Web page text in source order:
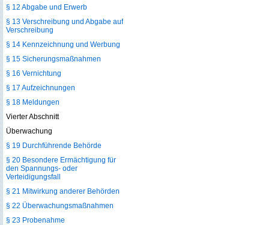
§ 12 Abgabe und Erwerb
§ 13 Verschreibung und Abgabe auf
Verschreibung
§ 14 Kennzeichnung und Werbung
§ 15 Sicherungsmaßnahmen
§ 16 Vernichtung
§ 17 Aufzeichnungen
§ 18 Meldungen
Vierter Abschnitt
Überwachung
§ 19 Durchführende Behörde
§ 20 Besondere Ermächtigung für
den Spannungs- oder
Verteidigungsfall
§ 21 Mitwirkung anderer Behörden
§ 22 Überwachungsmaßnahmen
§ 23 Probenahme